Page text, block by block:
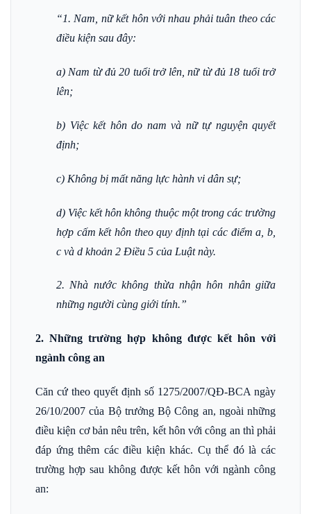
“1. Nam, nữ kết hôn với nhau phải tuân theo các
điều kiện sau đây:
a) Nam từ đủ 20 tuổi trở lên, nữ từ đủ 18 tuổi trở
lên;
b) Việc kết hôn do nam và nữ tự nguyện quyết
định;
c) Không bị mất năng lực hành vi dân sự;
d) Việc kết hôn không thuộc một trong các trường
hợp cấm kết hôn theo quy định tại các điểm a, b,
c và d khoản 2 Điều 5 của Luật này.
2. Nhà nước không thừa nhận hôn nhân giữa
những người cùng giới tính.”
2. Những trường hợp không được kết hôn với
ngành công an
Căn cứ theo quyết định số 1275/2007/QĐ-BCA ngày
26/10/2007 của Bộ trưởng Bộ Công an, ngoài những
điều kiện cơ bản nêu trên, kết hôn với công an thì phải
đáp ứng thêm các điều kiện khác. Cụ thể đó là các
trường hợp sau không được kết hôn với ngành công
an: